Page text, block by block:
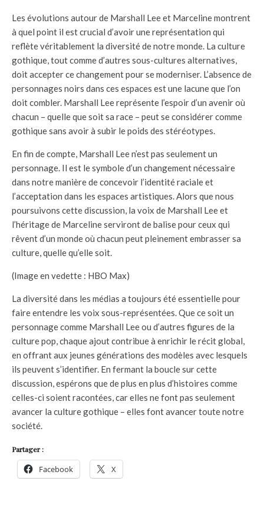
Les évolutions autour de Marshall Lee et Marceline montrent
à quel point il est crucial d’avoir une représentation qui
reflète véritablement la diversité de notre monde. La culture
gothique, tout comme d’autres sous-cultures alternatives,
doit accepter ce changement pour se moderniser. L’absence de
personnages noirs dans ces espaces est une lacune que l’on
doit combler. Marshall Lee représente l’espoir d’un avenir où
chacun – quelle que soit sa race – peut se considérer comme
gothique sans avoir à subir le poids des stéréotypes.
En fin de compte, Marshall Lee n’est pas seulement un
personnage. Il est le symbole d’un changement nécessaire
dans notre manière de concevoir l’identité raciale et
l’acceptation dans les espaces artistiques. Alors que nous
poursuivons cette discussion, la voix de Marshall Lee et
l’héritage de Marceline serviront de balise pour ceux qui
rêvent d’un monde où chacun peut pleinement embrasser sa
culture, quelle qu’elle soit.
(Image en vedette : HBO Max)
La diversité dans les médias a toujours été essentielle pour
faire entendre les voix sous-représentées. Que ce soit un
personnage comme Marshall Lee ou d’autres figures de la
culture pop, chaque ajout contribue à enrichir le récit global,
en offrant aux jeunes générations des modèles avec lesquels
ils peuvent s’identifier. En fermant la boucle sur cette
discussion, espérons que de plus en plus d’histoires comme
celles-ci soient racontées, car elles ne font pas seulement
avancer la culture gothique – elles font avancer toute notre
société.
Partager :
Facebook X